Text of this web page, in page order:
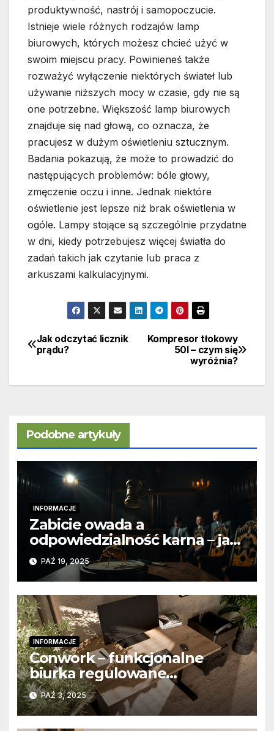
produktywność, nastrój i samopoczucie.
Istnieje wiele różnych rodzajów lamp
biurowych, których możesz chcieć użyć w
swoim miejscu pracy. Powinieneś także
rozważyć wyłączenie niektórych świateł lub
używanie niższych mocy w czasie, gdy nie są
one potrzebne. Większość lamp biurowych
znajduje się nad głową, co oznacza, że
pracujesz w dużym oświetleniu sztucznym.
Badania pokazują, że może to prowadzić do
następujących problemów: bóle głowy,
zmęczenie oczu i inne. Jednak niektóre
oświetlenie jest lepsze niż brak oświetlenia w
ogóle. Lampy stojące są szczególnie przydatne
w dni, kiedy potrzebujesz więcej światła do
zadań takich jak czytanie lub praca z
arkuszami kalkulacyjnymi.
Nawigacja
Kompresor tłokowy
50l – czym się
wyróżnia?
Jak odczytać licznik
prądu?
Podobne artykuły
INFORMACJE
Zabicie owada a
odpowiedzialność karna – jak
wygląda to w praktyce?
PAŹ 19, 2025
INFORMACJE
Conwork – funkcjonalne
biurka regulowane
stworzone z myślą o
nowoczesnych
przestrzeniach pracy
PAŹ 3, 2025